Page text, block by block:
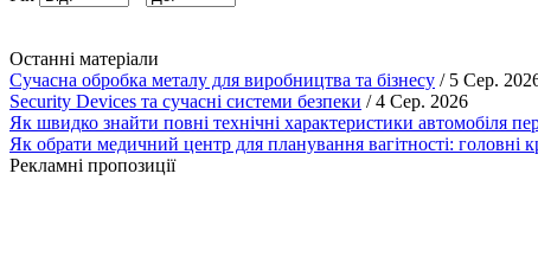
Останні матеріали
Сучасна обробка металу для виробництва та бізнесу / 5 Сер.
Security Devices та сучасні системи безпеки / 4 Сер. 2026
Як швидко знайти повні технічні характеристики автомобіля
Як обрати медичний центр для планування вагітності: головні
Рекламні пропозиції